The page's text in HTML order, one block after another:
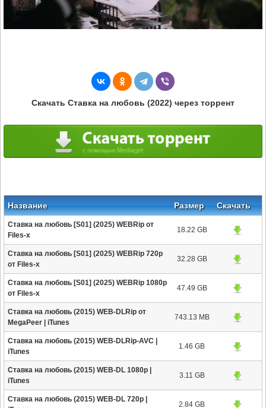
Скачать Ставка на любовь (2022) через торрент
Название Размер Скачать
Ставка на любовь [S01] (2025) WEBRip от
Files-x
18.22 GB
Ставка на любовь [S01] (2025) WEBRip 720p
от Files-x
32.28 GB
Ставка на любовь [S01] (2025) WEBRip 1080p
от Files-x
47.49 GB
Ставка на любовь (2015) WEB-DLRip от
MegaPeer | iTunes
743.13 MB
Ставка на любовь (2015) WEB-DLRip-AVC |
iTunes
1.46 GB
Ставка на любовь (2015) WEB-DL 1080p |
iTunes
3.11 GB
Ставка на любовь (2015) WEB-DL 720p |
2.84 GB